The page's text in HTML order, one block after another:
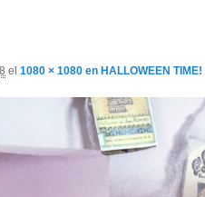
el 1080 × 1080 en HALLOWEEN TIME!